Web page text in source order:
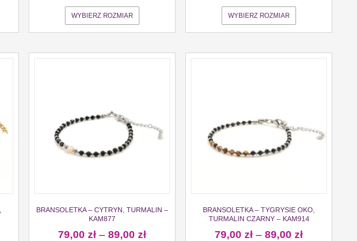
WYBIERZ ROZMIAR WYBIERZ ROZMIAR
BRANSOLETKA – CYTRYN, TURMALIN –
KAM877
79,00 zł – 89,00 zł
BRANSOLETKA – TYGRYSIE OKO,
TURMALIN CZARNY – KAM914
79,00 zł – 89,00 zł